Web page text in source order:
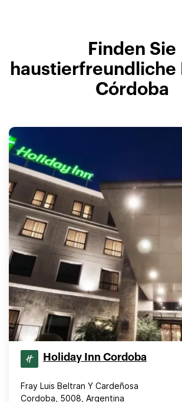
Finden Sie
haustierfreundliche
Córdoba
Holiday Inn Cordoba
Fray Luis Beltran Y Cardeñosa
Cordoba, 5008, Argentina